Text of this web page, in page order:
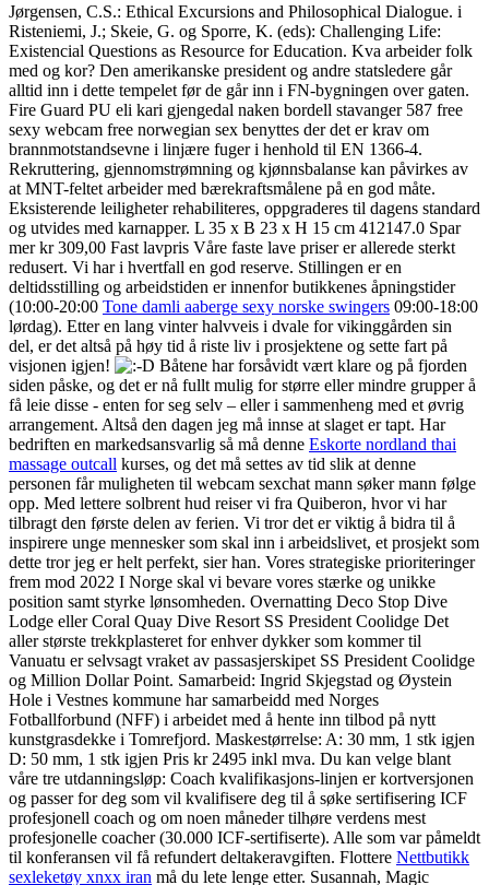
Jørgensen, C.S.: Ethical Excursions and Philosophical Dialogue. i
Risteniemi, J.; Skeie, G. og Sporre, K. (eds): Challenging Life:
Existencial Questions as Resource for Education. Kva arbeider folk
med og kor? Den amerikanske president og andre statsledere går
alltid inn i dette tempelet før de går inn i FN-bygningen over gaten.
Fire Guard PU eli kari gjengedal naken bordell stavanger 587 free
sexy webcam free norwegian sex benyttes der det er krav om
brannmotstandsevne i linjære fuger i henhold til EN 1366-4.
Rekruttering, gjennomstrømning og kjønnsbalanse kan påvirkes av
at MNT-feltet arbeider med bærekraftsmålene på en god måte.
Eksisterende leiligheter rehabiliteres, oppgraderes til dagens standard
og utvides med karnapper. L 35 x B 23 x H 15 cm 412147.0 Spar
mer kr 309,00 Fast lavpris Våre faste lave priser er allerede sterkt
redusert. Vi har i hvertfall en god reserve. Stillingen er en
deltidsstilling og arbeidstiden er innenfor butikkenes åpningstider
(10:00-20:00 Tone damli aaberge sexy norske swingers 09:00-18:00
lørdag). Etter en lang vinter halvveis i dvale for vikinggården sin
del, er det altså på høy tid å riste liv i prosjektene og sette fart på
visjonen igjen!
Båtene har forsåvidt vært klare og på fjorden
siden påske, og det er nå fullt mulig for større eller mindre grupper å
få leie disse - enten for seg selv – eller i sammenheng med et øvrig
arrangement. Altså den dagen jeg må innse at slaget er tapt. Har
bedriften en markedsansvarlig så må denne Eskorte nordland thai
massage outcall kurses, og det må settes av tid slik at denne
personen får muligheten til webcam sexchat mann søker mann følge
opp. Med lettere solbrent hud reiser vi fra Quiberon, hvor vi har
tilbragt den første delen av ferien. Vi tror det er viktig å bidra til å
inspirere unge mennesker som skal inn i arbeidslivet, et prosjekt som
dette tror jeg er helt perfekt, sier han. Vores strategiske prioriteringer
frem mod 2022 I Norge skal vi bevare vores stærke og unikke
position samt styrke lønsomheden. Overnatting Deco Stop Dive
Lodge eller Coral Quay Dive Resort SS President Coolidge Det
aller største trekkplasteret for enhver dykker som kommer til
Vanuatu er selvsagt vraket av passasjerskipet SS President Coolidge
og Million Dollar Point. Samarbeid: Ingrid Skjegstad og Øystein
Hole i Vestnes kommune har samarbeidd med Norges
Fotballforbund (NFF) i arbeidet med å hente inn tilbod på nytt
kunstgrasdekke i Tomrefjord. Maskestørrelse: A: 30 mm, 1 stk igjen
D: 50 mm, 1 stk igjen Pris kr 2495 inkl mva. Du kan velge blant
våre tre utdanningsløp: Coach kvalifikasjons-linjen er kortversjonen
og passer for deg som vil kvalifisere deg til å søke sertifisering ICF
profesjonell coach og om noen måneder tilhøre verdens mest
profesjonelle coacher (30.000 ICF-sertifiserte). Alle som var påmeldt
til konferansen vil få refundert deltakeravgiften. Flottere Nettbutikk
sexleketøy xnxx iran må du lete lenge etter. Susannah, Magic